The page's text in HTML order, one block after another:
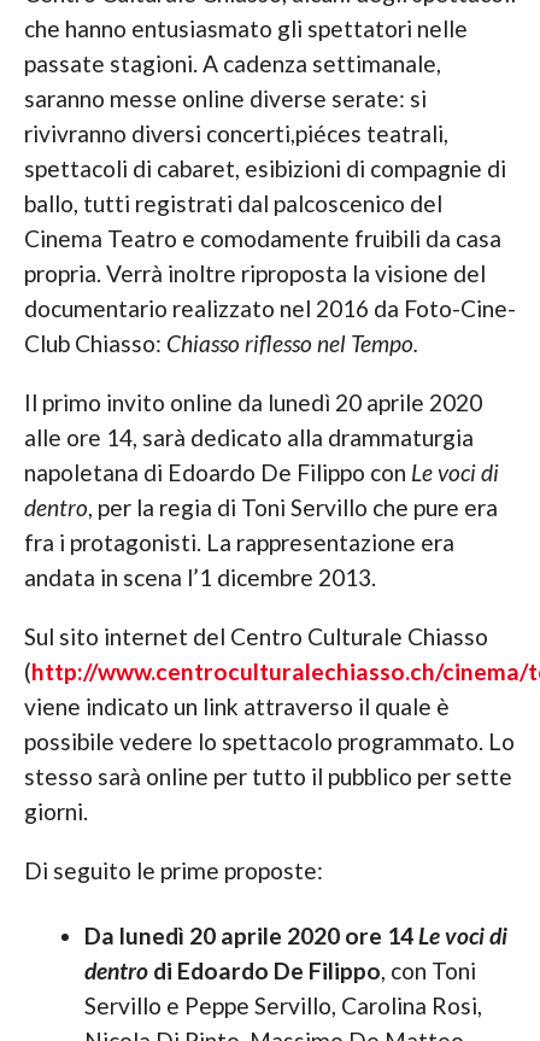
che hanno entusiasmato gli spettatori nelle
passate stagioni. A cadenza settimanale,
saranno messe online diverse serate: si
rivivranno diversi concerti,piéces teatrali,
spettacoli di cabaret, esibizioni di compagnie di
ballo, tutti registrati dal palcoscenico del
Cinema Teatro e comodamente fruibili da casa
propria. Verrà inoltre riproposta la visione del
documentario realizzato nel 2016 da Foto-Cine-
Club Chiasso: Chiasso riflesso nel Tempo.
Il primo invito online da lunedì 20 aprile 2020
alle ore 14, sarà dedicato alla drammaturgia
napoletana di Edoardo De Filippo con Le voci di
dentro, per la regia di Toni Servillo che pure era
fra i protagonisti. La rappresentazione era
andata in scena l’1 dicembre 2013.
Sul sito internet del Centro Culturale Chiasso
(http://www.centroculturalechiasso.ch/cinema/
viene indicato un link attraverso il quale è
possibile vedere lo spettacolo programmato. Lo
stesso sarà online per tutto il pubblico per sette
giorni.
Di seguito le prime proposte:
Da lunedì 20 aprile 2020 ore 14Le voci di
dentro di Edoardo De Filippo, con Toni
Servillo e Peppe Servillo, Carolina Rosi,